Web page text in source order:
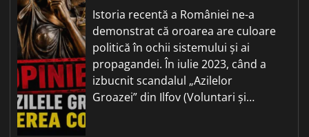
Istoria recentă a României ne-a
demonstrat că oroarea are culoare
politică în ochii sistemului și ai
propagandei. În iulie 2023, când a
izbucnit scandalul „Azilelor
Groazei” din Ilfov (Voluntari și…